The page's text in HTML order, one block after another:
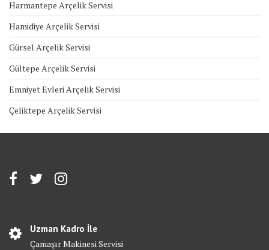
Harmantepe Arçelik Servisi
Hamidiye Arçelik Servisi
Gürsel Arçelik Servisi
Gültepe Arçelik Servisi
Emniyet Evleri Arçelik Servisi
Çeliktepe Arçelik Servisi
Uzman Kadro İle
Çamaşır Makinesi Servisi